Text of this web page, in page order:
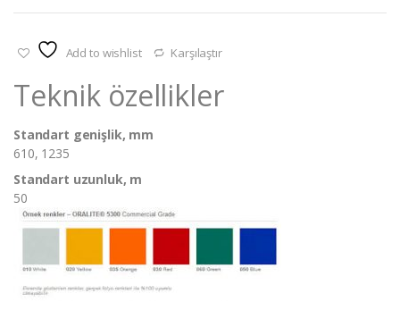
Add to wishlist Karşılaştır
Teknik özellikler
Standart genişlik, mm
610, 1235
Standart uzunluk, m
50